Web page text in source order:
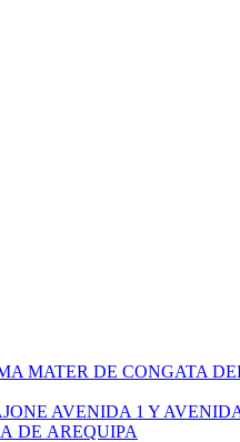
MATER DE CONGATA
AVENIDA 1 Y
DE AREQUIPA